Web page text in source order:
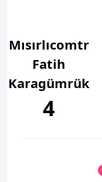
Mısırlıcomtr
Fatih
Karagümrük
4